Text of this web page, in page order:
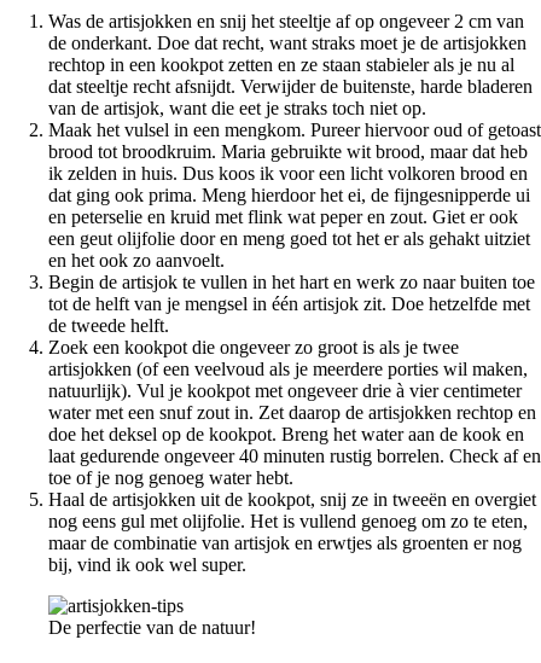
Was de artisjokken en snij het steeltje af op ongeveer 2 cm van
de onderkant. Doe dat recht, want straks moet je de artisjokken
rechtop in een kookpot zetten en ze staan stabieler als je nu al
dat steeltje recht afsnijdt. Verwijder de buitenste, harde bladeren
van de artisjok, want die eet je straks toch niet op.
Maak het vulsel in een mengkom. Pureer hiervoor oud of getoast
brood tot broodkruim. Maria gebruikte wit brood, maar dat heb
ik zelden in huis. Dus koos ik voor een licht volkoren brood en
dat ging ook prima. Meng hierdoor het ei, de fijngesnipperde ui
en peterselie en kruid met flink wat peper en zout. Giet er ook
een geut olijfolie door en meng goed tot het er als gehakt uitziet
en het ook zo aanvoelt.
Begin de artisjok te vullen in het hart en werk zo naar buiten toe
tot de helft van je mengsel in één artisjok zit. Doe hetzelfde met
de tweede helft.
Zoek een kookpot die ongeveer zo groot is als je twee
artisjokken (of een veelvoud als je meerdere porties wil maken,
natuurlijk). Vul je kookpot met ongeveer drie à vier centimeter
water met een snuf zout in. Zet daarop de artisjokken rechtop en
doe het deksel op de kookpot. Breng het water aan de kook en
laat gedurende ongeveer 40 minuten rustig borrelen. Check af en
toe of je nog genoeg water hebt.
Haal de artisjokken uit de kookpot, snij ze in tweeën en overgiet
nog eens gul met olijfolie. Het is vullend genoeg om zo te eten,
maar de combinatie van artisjok en erwtjes als groenten er nog
bij, vind ik ook wel super.
De perfectie van de natuur!